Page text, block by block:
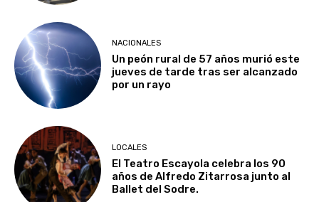
NACIONALES
Un peón rural de 57 años murió este
jueves de tarde tras ser alcanzado
por un rayo
LOCALES
El Teatro Escayola celebra los 90
años de Alfredo Zitarrosa junto al
Ballet del Sodre.